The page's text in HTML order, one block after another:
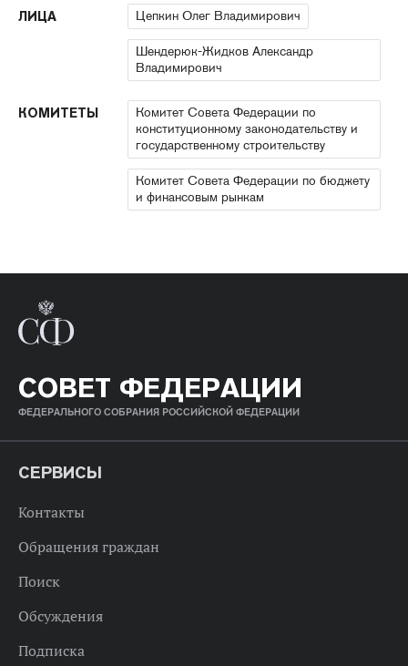
ЛИЦА Цепкин Олег Владимирович
Шендерюк-Жидков Александр
Владимирович
КОМИТЕТЫ
Комитет Совета Федерации по
конституционному законодательству и
государственному строительству
Комитет Совета Федерации по бюджету
и финансовым рынкам
СОВЕТ ФЕДЕРАЦИИ
ФЕДЕРАЛЬНОГО СОБРАНИЯ РОССИЙСКОЙ ФЕДЕРАЦИИ
СЕРВИСЫ
Контакты
Обращения граждан
Поиск
Обсуждения
Подписка